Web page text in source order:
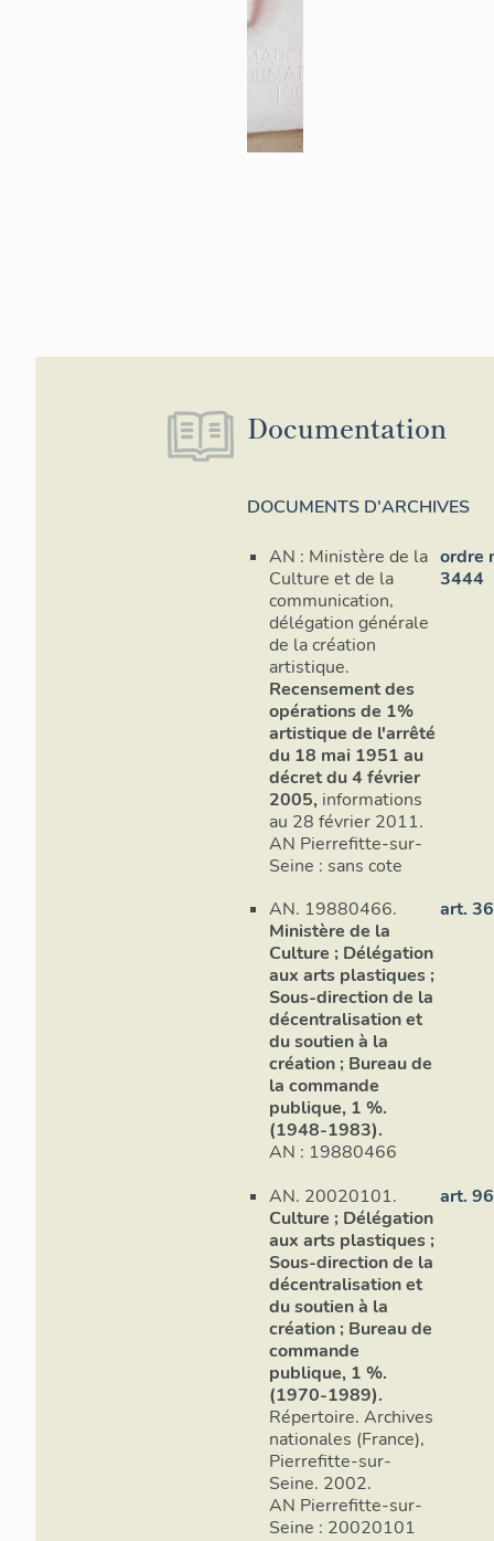
Documentation
DOCUMENTS D'ARCHIVES
AN : Ministère de la
Culture et de la
communication,
délégation générale
de la création
artistique.
Recensement des
opérations de 1%
artistique de l'arrêté
du 18 mai 1951 au
décret du 4 février
2005, informations
au 28 février 2011.
AN Pierrefitte-sur-
Seine : sans cote
ordre
3444
AN. 19880466.
Ministère de la
Culture ; Délégation
aux arts plastiques ;
Sous-direction de la
décentralisation et
du soutien à la
création ; Bureau de
la commande
publique, 1 %.
(1948-1983).
AN : 19880466
art. 36
AN. 20020101.
Culture ; Délégation
aux arts plastiques ;
Sous-direction de la
décentralisation et
du soutien à la
création ; Bureau de
commande
publique, 1 %.
(1970-1989).
Répertoire. Archives
nationales (France),
Pierrefitte-sur-
Seine. 2002.
AN Pierrefitte-sur-
Seine : 20020101
art. 96